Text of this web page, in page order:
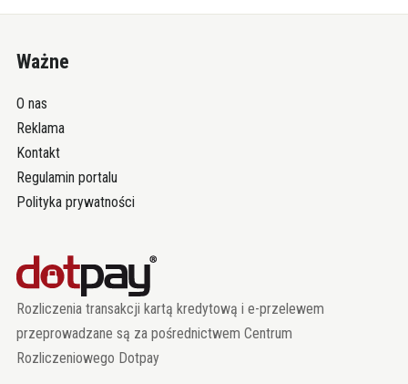
Ważne
O nas
Reklama
Kontakt
Regulamin portalu
Polityka prywatności
Rozliczenia transakcji kartą kredytową i e-przelewem
przeprowadzane są za pośrednictwem Centrum
Rozliczeniowego Dotpay